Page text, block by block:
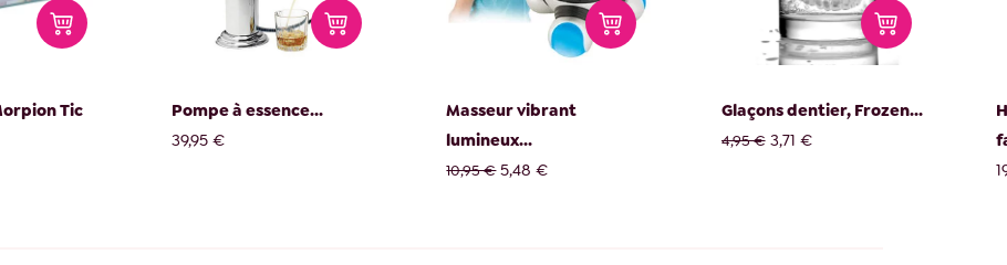
Tic
Pompe à essence...
39,95 €
Masseur vibrant
lumineux...
10,95 € 5,48 €
Glaçons dentier, Frozen...
4,95 € 3,71 €